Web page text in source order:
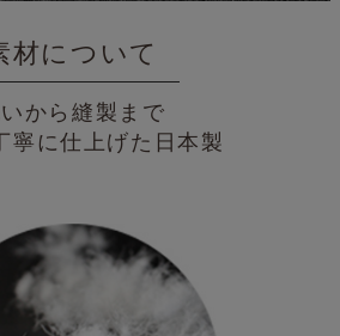
材について
から縫製まで
寧に仕上げた日本製